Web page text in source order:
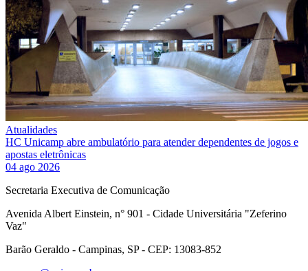
Atualidades
HC Unicamp abre ambulatório para atender dependentes de jogos e
apostas eletrônicas
04 ago 2026
Secretaria Executiva de Comunicação
Avenida Albert Einstein, n° 901 - Cidade Universitária "Zeferino
Vaz"
Barão Geraldo - Campinas, SP - CEP: 13083-852